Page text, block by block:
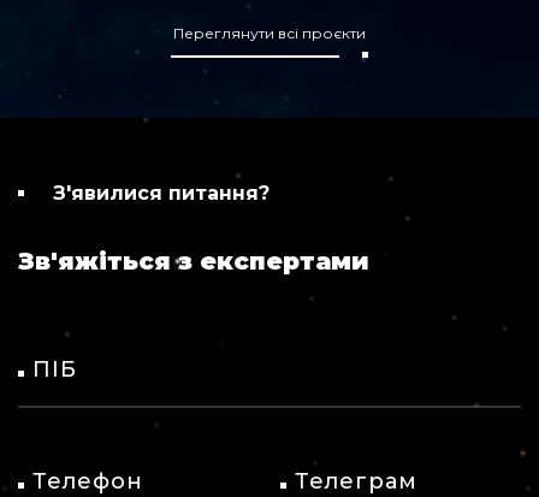
Переглянути всі проєкти
З'явилися питання?
Зв'яжіться з експертами
ПІБ
Телефон Телеграм